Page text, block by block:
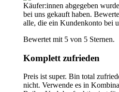
Käufer:innen abgegeben
bei uns gekauft haben.
alle, die ein Kundenkonto bei
Bewertet mit 5 von 5 Sternen.
Komplett zufrieden
Preis ist super. Bin total
nicht. Verwende es in